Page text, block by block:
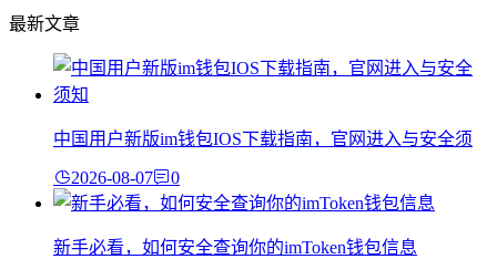
最新文章
中国用户新版im钱包IOS下载指南，官网进入与安全须
2026-08-07 0
新手必看，如何安全查询你的imToken钱包信息